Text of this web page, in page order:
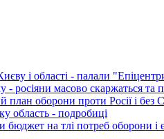
і області - палали
росіяни масово скаржаться та
план оборони проти Росії і
область - подробиці
бюджет на тлі потреб оборони